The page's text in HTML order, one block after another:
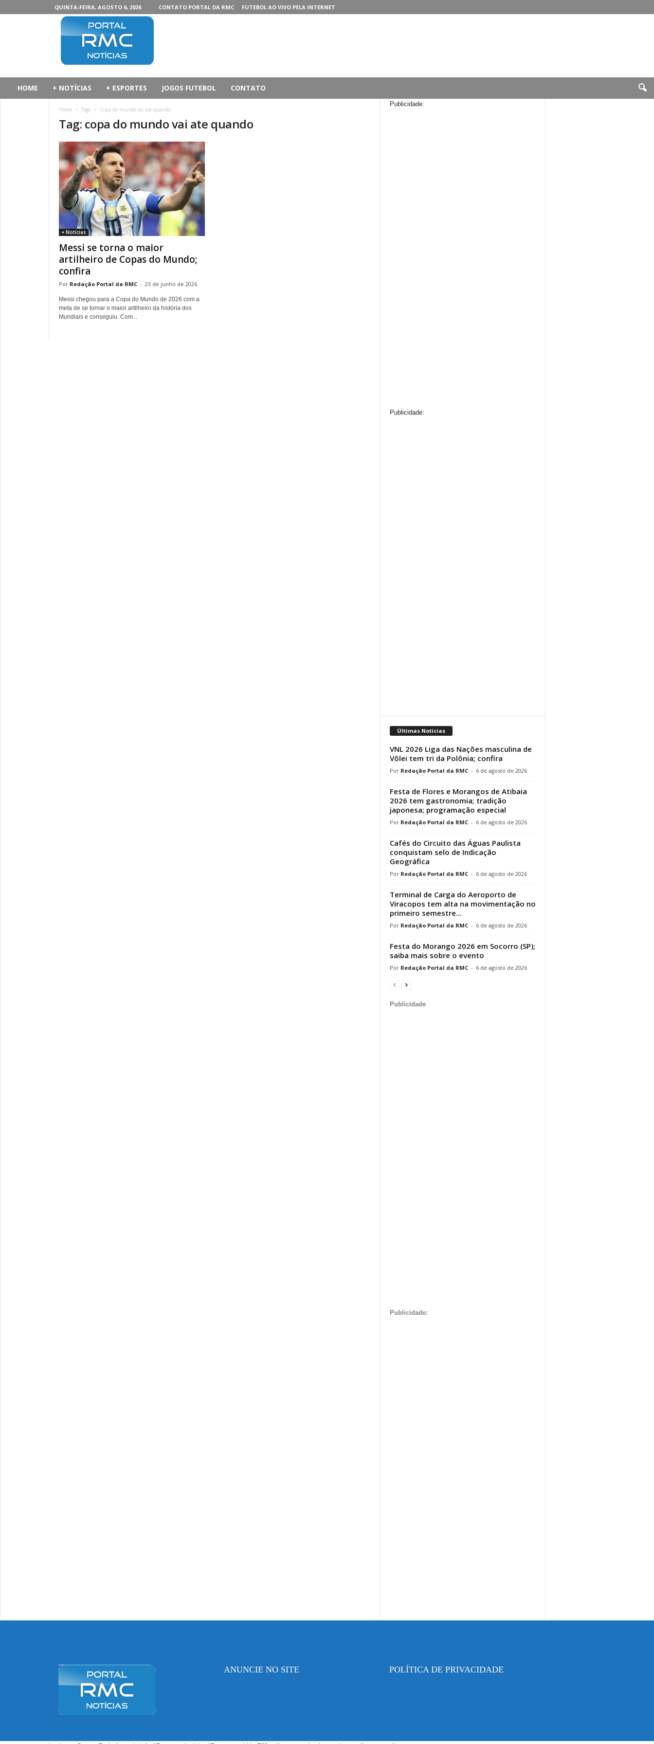
QUINTA-FEIRA, AGOSTO 6, 2026 CONTATO PORTAL DA RMC FUTEBOL AO VIVO PELA INTERNET
HOME + NOTÍCIAS + ESPORTES JOGOS FUTEBOL CONTATO
Home Tags Copa do mundo vai ate quando
Tag: copa do mundo vai ate quando
+ Notícias
Messi se torna o maior
artilheiro de Copas do Mundo;
confira
Redação Portal da RMC - 23 de junho de 2026
Messi chegou para a Copa do Mundo de 2026 com a
meta de se tornar o maior artilheiro da história dos
Mundiais e conseguiu. Com...
Publicidade:
Publicidade:
Últimas Notícias
VNL 2026 Liga das Nações masculina de
Vôlei tem tri da Polônia; confira
Redação Portal da RMC - 6 de agosto de 2026
Festa de Flores e Morangos de Atibaia
2026 tem gastronomia; tradição
japonesa; programação especial
Redação Portal da RMC - 6 de agosto de 2026
Cafés do Circuito das Águas Paulista
conquistam selo de Indicação
Geográfica
Redação Portal da RMC - 6 de agosto de 2026
Terminal de Carga do Aeroporto de
Viracopos tem alta na movimentação no
primeiro semestre...
Redação Portal da RMC - 6 de agosto de 2026
Festa do Morango 2026 em Socorro (SP);
saiba mais sobre o evento
Redação Portal da RMC - 6 de agosto de 2026
Publicidade
Publicidade:
ANUNCIE NO SITE POLÍTICA DE PRIVACIDADE